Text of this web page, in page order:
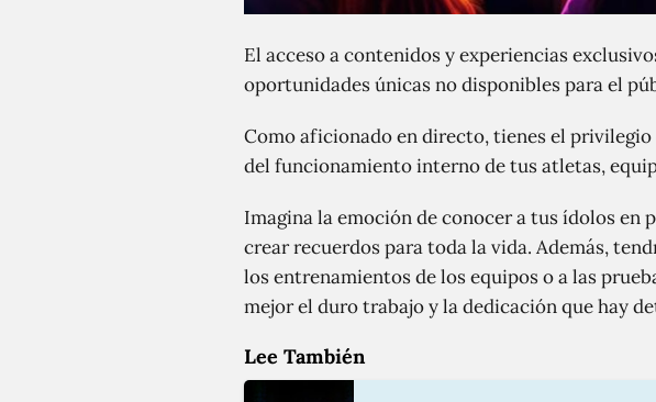
El acceso a contenidos y experiencias
oportunidades únicas no disponibles para el
Como aficionado en directo, tienes el
del funcionamiento interno de tus atletas,
Imagina la emoción de conocer a tus ídolos en
crear recuerdos para toda la vida. Además,
los entrenamientos de los equipos o a las
mejor el duro trabajo y la dedicación que hay
Lee También